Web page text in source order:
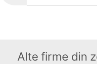
Alte firme din